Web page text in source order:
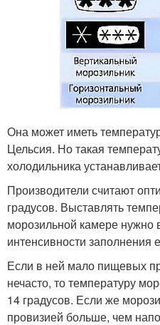
Она может иметь
Цельсия. Но такая
холодильника
Производители считают
градусов. Выставлять
морозильной камере нужно
интенсивности заполнения
Если в ней мало пищевых
нечасто, то температуру
14 градусов. Если же
провизией больше, чем